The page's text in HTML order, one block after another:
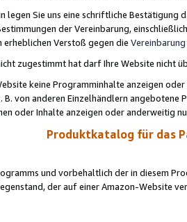
legen Sie uns eine schriftliche
der Vereinbarung,
Verstoß gegen die Vereinbarung
zugestimmt hat darf Ihre Website nicht
keine Programminhalte anzeigen
B. von anderen Einzelhändlern
oder Inhalte anzeigen oder anderweitig
Produktkatalog für das
und vorbehaltlich der in diesem
der auf einer Amazon-Website